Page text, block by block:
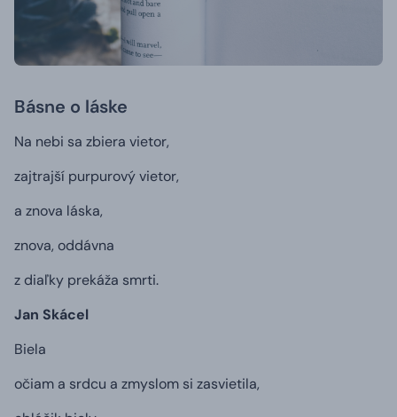
Básne o láske
Na nebi sa zbiera vietor,
zajtrajší purpurový vietor,
a znova láska,
znova, oddávna
z diaľky prekáža smrti.
Jan Skácel
Biela
očiam a srdcu a zmyslom si zasvietila,